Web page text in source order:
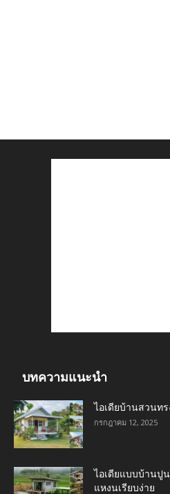
บทความแนะนำ
ไอเดียบ้านสวนท
กรกฎาคม 12, 2025
ไอเดียแบบบ้านปู
แหงนเรียบง่าย